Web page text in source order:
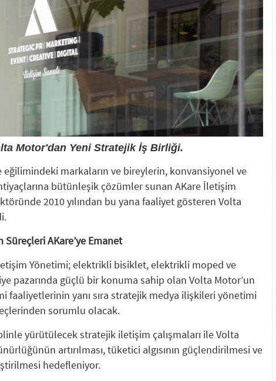
Motor'dan Yeni Stratejik İş Birliği.
markaların ve bireylerin, konvansiyonel ve
bütünleşik çözümler sunan AKare İletişim
2010 yılından bu yana faaliyet gösteren Volta
AKare’ye Emanet
Yönetimi; elektrikli bisiklet, elektrikli moped ve
pazarında güçlü bir konuma sahip olan Volta Motor’un
faaliyetlerinin yanı sıra stratejik medya ilişkileri yönetimi
sorumlu olacak.
yürütülecek stratejik iletişim çalışmaları ile Volta
artırılması, tüketici algısının güçlendirilmesi ve
hedefleniyor.